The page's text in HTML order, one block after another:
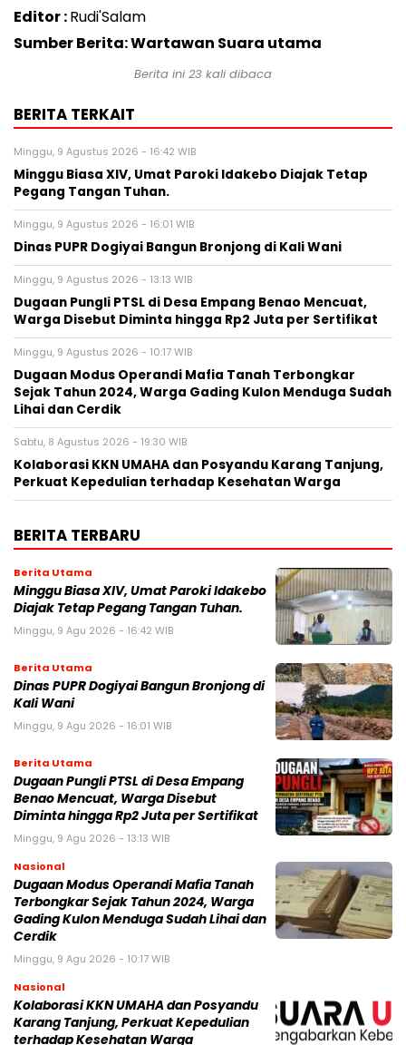
Editor :Rudi'Salam
Sumber Berita: Wartawan Suara utama
Berita ini 23 kali dibaca
BERITA TERKAIT
Minggu, 9 Agustus 2026 - 16:42 WIB
Minggu Biasa XIV, Umat Paroki Idakebo Diajak Tetap
Pegang Tangan Tuhan.
Minggu, 9 Agustus 2026 - 16:01 WIB
Dinas PUPR Dogiyai Bangun Bronjong di Kali Wani
Minggu, 9 Agustus 2026 - 13:13 WIB
Dugaan Pungli PTSL di Desa Empang Benao Mencuat,
Warga Disebut Diminta hingga Rp2 Juta per Sertifikat
Minggu, 9 Agustus 2026 - 10:17 WIB
Dugaan Modus Operandi Mafia Tanah Terbongkar
Sejak Tahun 2024, Warga Gading Kulon Menduga Sudah
Lihai dan Cerdik
Sabtu, 8 Agustus 2026 - 19:30 WIB
Kolaborasi KKN UMAHA dan Posyandu Karang Tanjung,
Perkuat Kepedulian terhadap Kesehatan Warga
BERITA TERBARU
Berita Utama
Minggu Biasa XIV, Umat Paroki Idakebo
Diajak Tetap Pegang Tangan Tuhan.
Minggu, 9 Agu 2026 - 16:42 WIB
Berita Utama
Dinas PUPR Dogiyai Bangun Bronjong di
Kali Wani
Minggu, 9 Agu 2026 - 16:01 WIB
Berita Utama
Dugaan Pungli PTSL di Desa Empang
Benao Mencuat, Warga Disebut
Diminta hingga Rp2 Juta per Sertifikat
Minggu, 9 Agu 2026 - 13:13 WIB
Nasional
Dugaan Modus Operandi Mafia Tanah
Terbongkar Sejak Tahun 2024, Warga
Gading Kulon Menduga Sudah Lihai dan
Cerdik
Minggu, 9 Agu 2026 - 10:17 WIB
Nasional
Kolaborasi KKN UMAHA dan Posyandu
Karang Tanjung, Perkuat Kepedulian
terhadap Kesehatan Warga